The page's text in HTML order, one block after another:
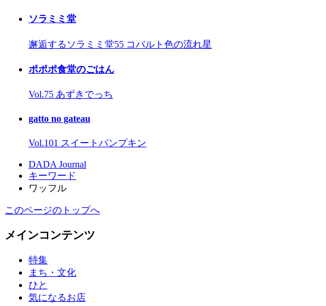
ソラミミ堂
邂逅するソラミミ堂55 コバルト色の流れ星
ポポポ食堂のごはん
Vol.75 あずきでっち
gatto no gateau
Vol.101 スイートパンプキン
DADA Journal
キーワード
ワッフル
このページのトップへ
メインコンテンツ
特集
まち・文化
ひと
気になるお店